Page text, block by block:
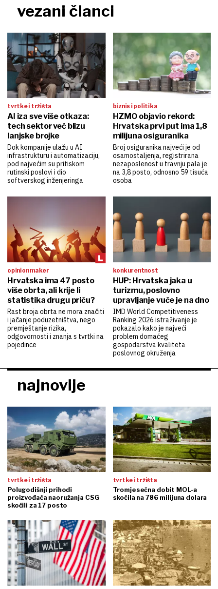
vezani članci
tvrtke i tržišta
AI iza sve više otkaza:
tech sektor već blizu
lanjske brojke
Dok kompanije ulažu u AI
infrastrukturu i automatizaciju,
pod najvećim su pritiskom
rutinski poslovi i dio
softverskog inženjeringa
biznis i politika
HZMO objavio rekord:
Hrvatska prvi put ima 1,8
milijuna osiguranika
Broj osiguranika najveći je od
osamostaljenja, registrirana
nezaposlenost u travnju pala je
na 3,8 posto, odnosno 59 tisuća
osoba
opinion maker
Hrvatska ima 47 posto
više obrta, ali krije li
statistika drugu priču?
Rast broja obrta ne mora značiti
i jačanje poduzetništva, nego
premještanje rizika,
odgovornosti i znanja s tvrtki na
pojedince
konkurentnost
HUP: Hrvatska jaka u
turizmu, poslovno
upravljanje vuče je na dno
IMD World Competitiveness
Ranking 2026 istraživanje je
pokazalo kako je najveći
problem domaćeg
gospodarstva kvaliteta
poslovnog okruženja
najnovije
tvrtke i tržišta
Polugodišnji prihodi
proizvođača naoružanja CSG
skočili za 17 posto
tvrtke i tržišta
Tromjesečna dobit MOL-a
skočila na 786 milijuna dolara